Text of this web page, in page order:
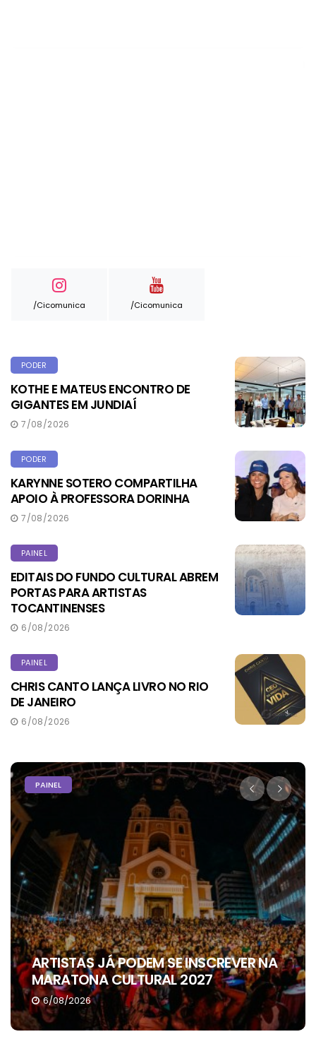
/cicomunica /cicomunica
PODER
KOTHE E MATEUS ENCONTRO DE
GIGANTES EM JUNDIAÍ
7/08/2026
PODER
KARYNNE SOTERO COMPARTILHA
APOIO À PROFESSORA DORINHA
7/08/2026
PAINEL
EDITAIS DO FUNDO CULTURAL ABREM
PORTAS PARA ARTISTAS
TOCANTINENSES
6/08/2026
PAINEL
CHRIS CANTO LANÇA LIVRO NO RIO
DE JANEIRO
6/08/2026
PAINEL
ARTISTAS JÁ PODEM SE INSCREVER NA
MARATONA CULTURAL 2027
6/08/2026